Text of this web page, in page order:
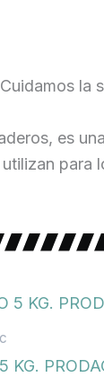
Cuidamos la
es
KG.